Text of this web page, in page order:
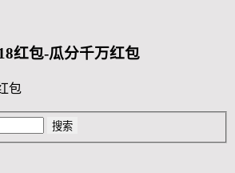
红包-瓜分千万红包